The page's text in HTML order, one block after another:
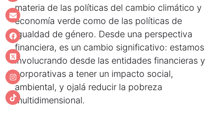
materia de las políticas del cambio climático y
economía verde como de las políticas de
igualdad de género. Desde una perspectiva
financiera, es un cambio significativo: estamos
involucrando desde las entidades financieras y
corporativas a tener un impacto social,
ambiental, y ojalá reducir la pobreza
multidimensional.